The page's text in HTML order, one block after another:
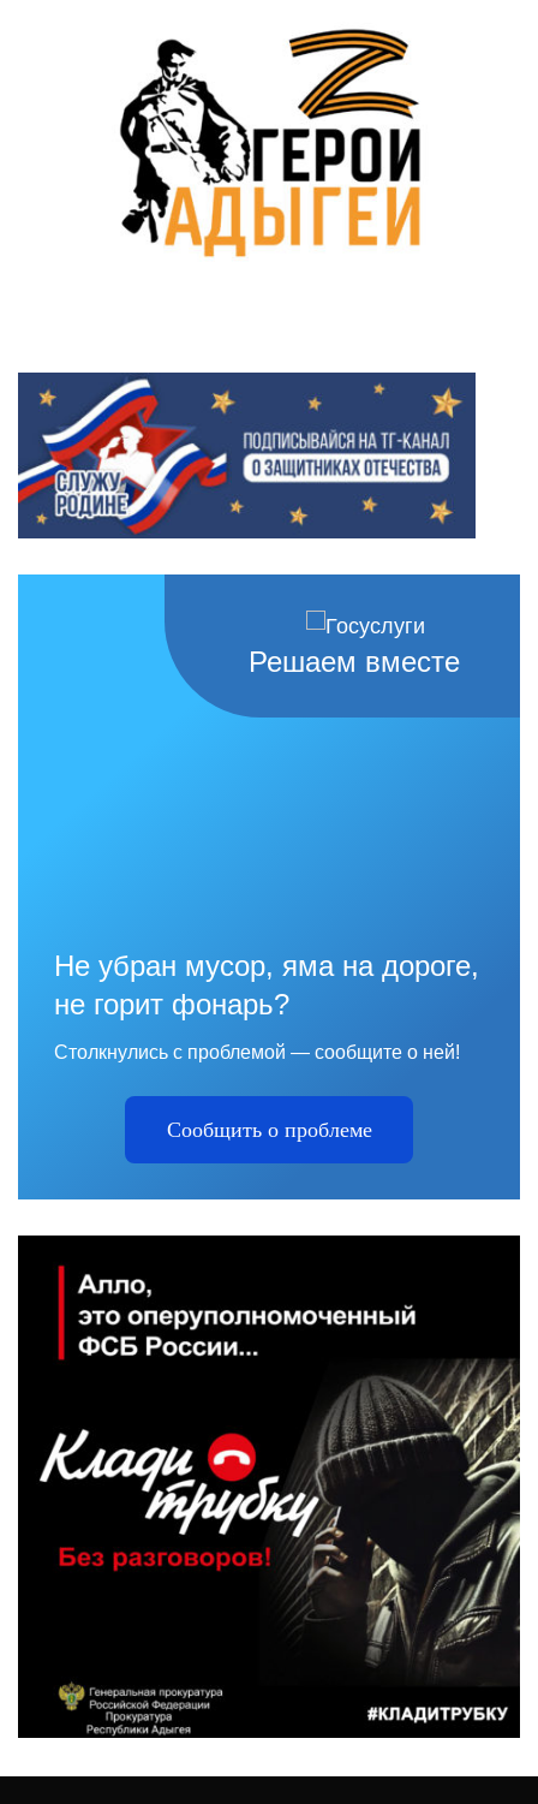
Решаем вместе
Не убран мусор, яма на дороге,
не горит фонарь?
Столкнулись с проблемой — сообщите о ней!
Сообщить о проблеме